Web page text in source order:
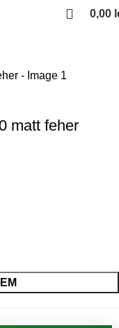
0,00
matt feher